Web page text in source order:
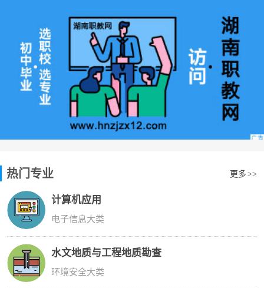
热门专业 更多 >>
计算机应用
电子信息大类
水文地质与工程地质勘查
环境安全大类